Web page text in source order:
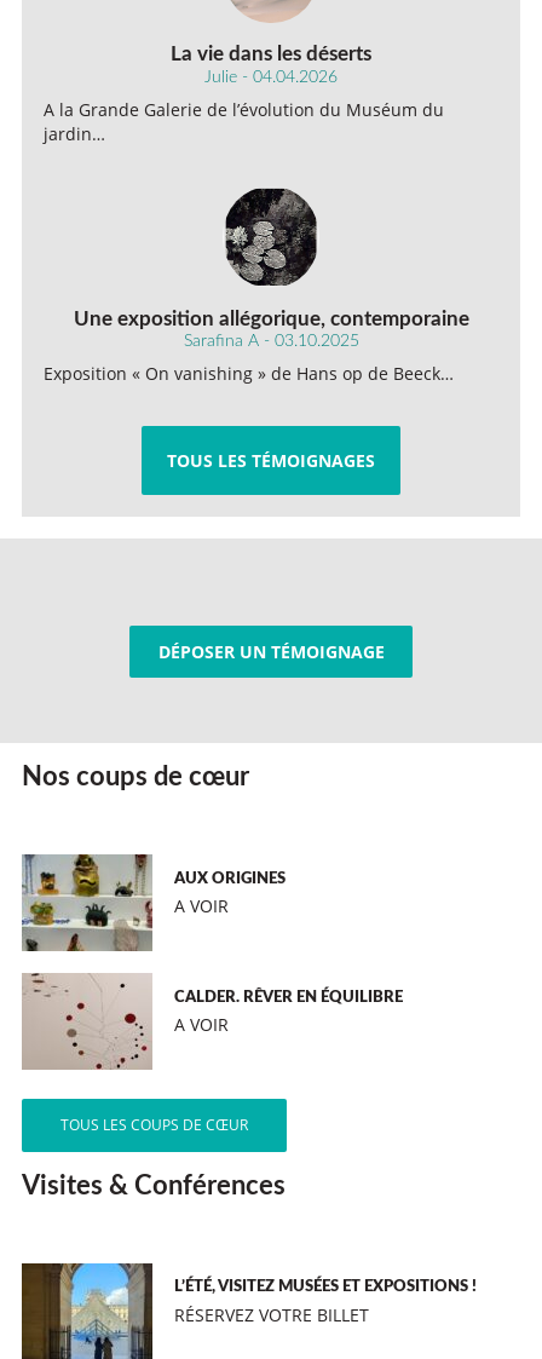
La vie dans les déserts
Julie - 04.04.2026
A la Grande Galerie de l’évolution du Muséum du
jardin…
Une exposition allégorique, contemporaine
Sarafina A - 03.10.2025
Exposition « On vanishing » de Hans op de Beeck…
TOUS LES TÉMOIGNAGES
DÉPOSER UN TÉMOIGNAGE
Nos coups de cœur
AUX ORIGINES
A VOIR
CALDER. RÊVER EN ÉQUILIBRE
A VOIR
TOUS LES COUPS DE CŒUR
Visites & Conférences
L’ÉTÉ, VISITEZ MUSÉES ET EXPOSITIONS !
RÉSERVEZ VOTRE BILLET